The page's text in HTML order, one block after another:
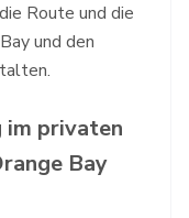
Route und die
und den
im privaten
Bay